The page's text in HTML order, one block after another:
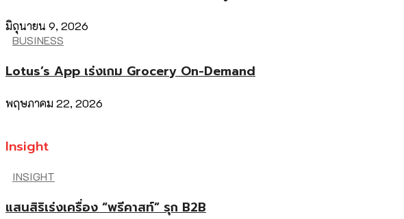
มิถุนายน 9, 2026
BUSINESS
Lotus’s App เร่งเกม Grocery On-Demand
พฤษภาคม 22, 2026
Insight
INSIGHT
แสนสิริเร่งเครื่อง “พรีคาสท์” รุก B2B